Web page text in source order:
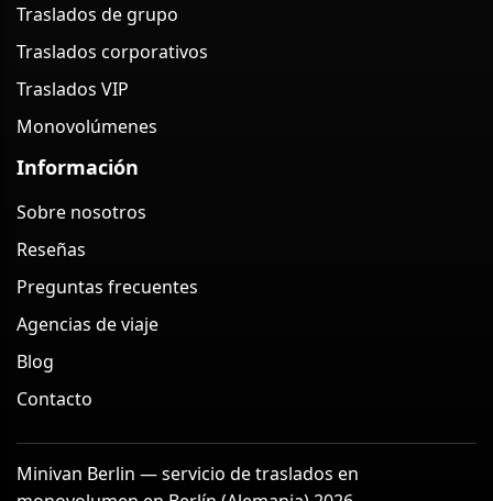
Traslados de grupo
Traslados corporativos
Traslados VIP
Monovolúmenes
Información
Sobre nosotros
Reseñas
Preguntas frecuentes
Agencias de viaje
Blog
Contacto
Minivan Berlin — servicio de traslados en